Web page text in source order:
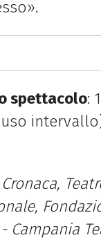
spettacolo:
Campania